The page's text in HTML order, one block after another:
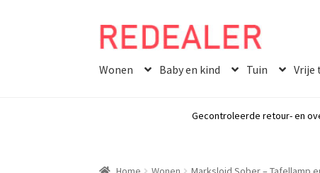
Skip
navigation
Skip
content
Wonen Baby en kind Tuin Vrije
Gecontroleerde retour- en